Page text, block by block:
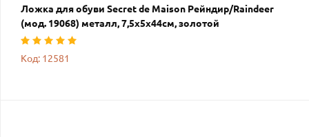
Ложка для обуви Secret de Maison Рейндир/Raindeer
(мод. 19068) металл, 7,5х5х44см, золотой
Код: 12581